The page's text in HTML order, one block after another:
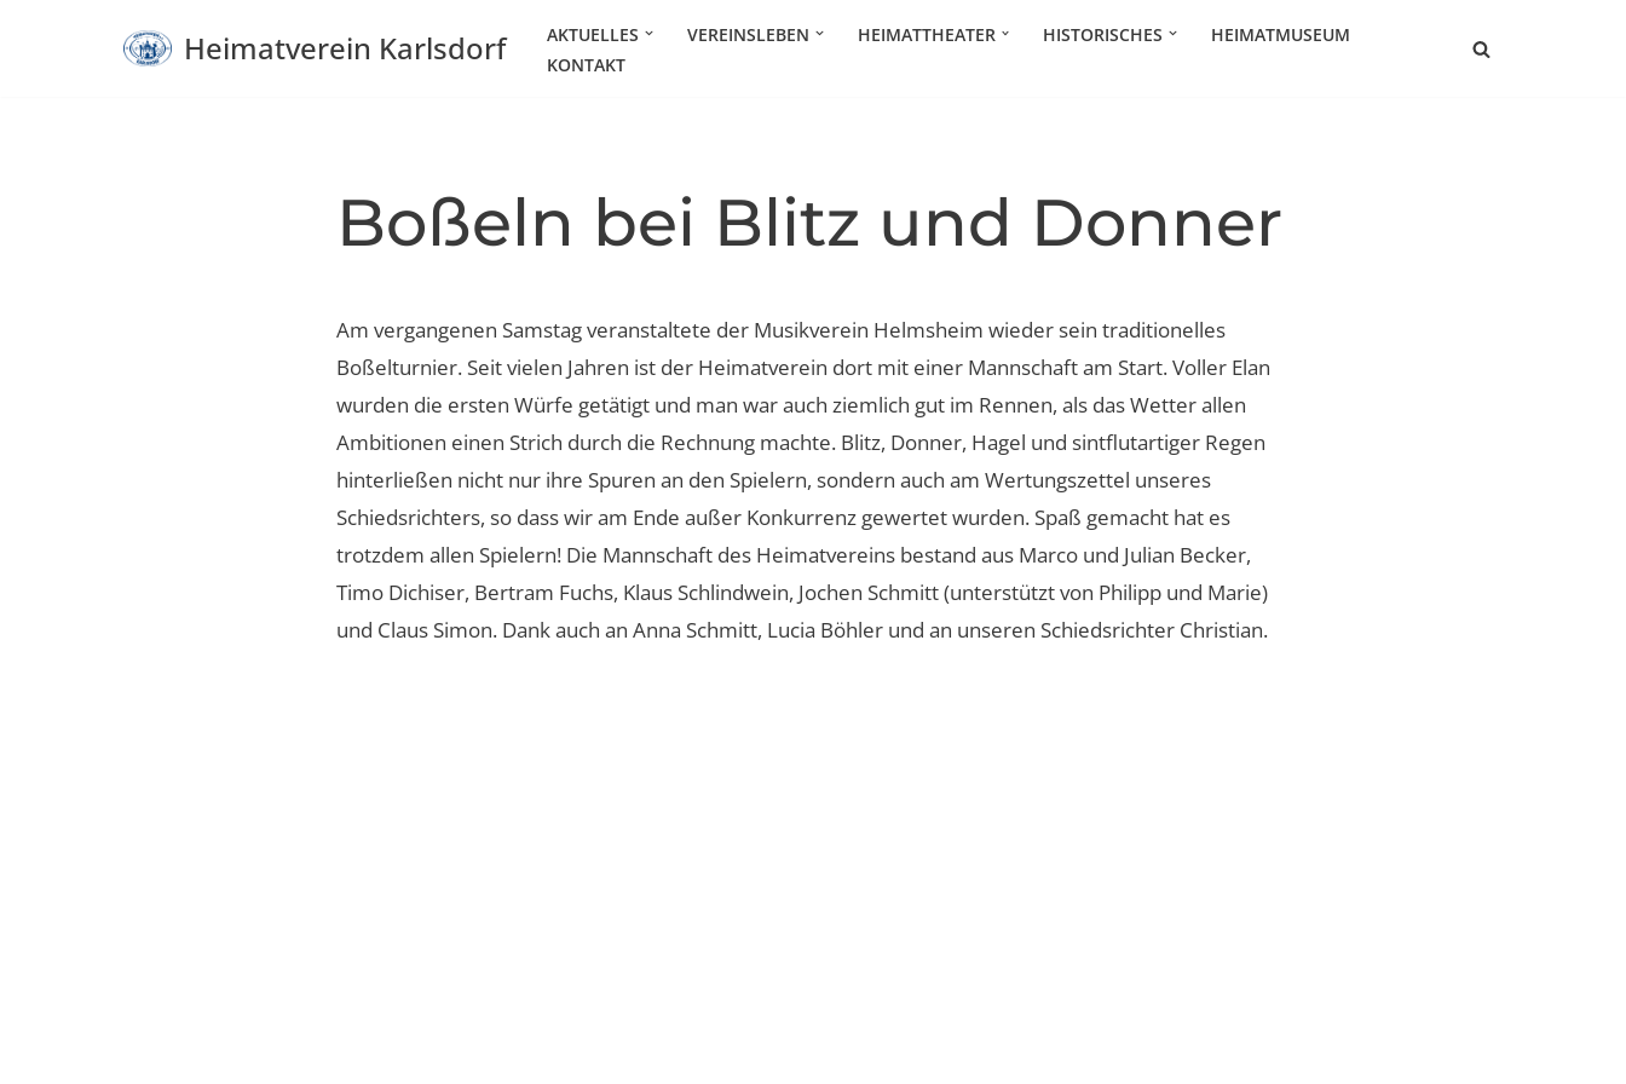
Heimatverein Karlsdorf AKTUELLES VEREINSLEBEN HEIMATTHEATER HISTORISCHES
HEIMATMUSEUM
KONTAKT
Boßeln bei Blitz und Donner
Am vergangenen Samstag veranstaltete der Musikverein Helmsheim wieder sein traditionelles
Boßelturnier. Seit vielen Jahren ist der Heimatverein dort mit einer Mannschaft am Start. Voller Elan
wurden die ersten Würfe getätigt und man war auch ziemlich gut im Rennen, als das Wetter allen
Ambitionen einen Strich durch die Rechnung machte. Blitz, Donner, Hagel und sintflutartiger Regen
hinterließen nicht nur ihre Spuren an den Spielern, sondern auch am Wertungszettel unseres
Schiedsrichters, so dass wir am Ende außer Konkurrenz gewertet wurden. Spaß gemacht hat es
trotzdem allen Spielern! Die Mannschaft des Heimatvereins bestand aus Marco und Julian Becker,
Timo Dichiser, Bertram Fuchs, Klaus Schlindwein, Jochen Schmitt (unterstützt von Philipp und Marie)
und Claus Simon. Dank auch an Anna Schmitt, Lucia Böhler und an unseren Schiedsrichter Christian.